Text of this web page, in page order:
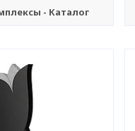
- Каталог